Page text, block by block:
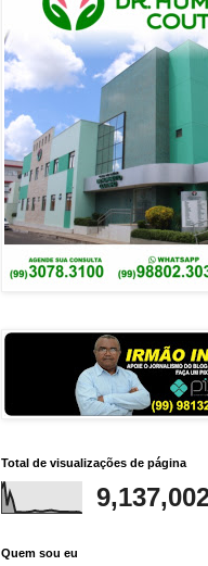
Total de visualizações de página
Quem sou eu